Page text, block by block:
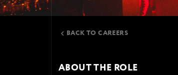
BACK TO CAREERS
ABOUT THE ROLE